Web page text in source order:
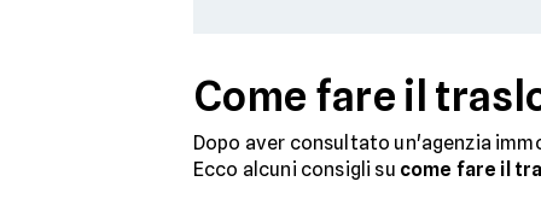
Come fare il
Dopo aver consultato un'agenzia
Ecco alcuni consigli su come fare il